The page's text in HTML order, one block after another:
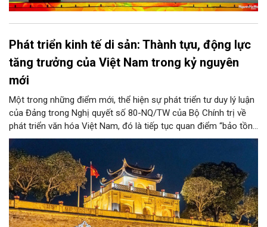
Phát triển kinh tế di sản: Thành tựu, động lực
tăng trưởng của Việt Nam trong kỷ nguyên
mới
Một trong những điểm mới, thể hiện sự phát triển tư duy lý luận
của Đảng trong Nghị quyết số 80-NQ/TW của Bộ Chính trị về
phát triển văn hóa Việt Nam, đó là tiếp tục quan điểm “bảo tồn
và phát huy giá trị di sản văn hóa gắn kết với phát triển kinh tế -
xã hội và du lịch”; đồng thời, nâng lên một tầm cao mới: “phát
triển kinh tế di sản”.